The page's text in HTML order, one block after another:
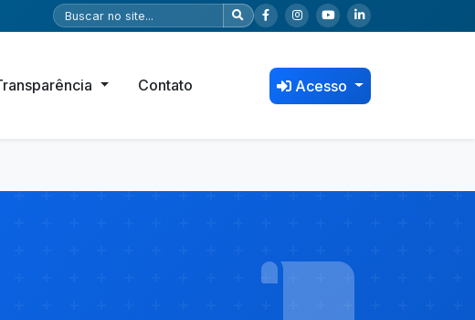
Contato Acesso